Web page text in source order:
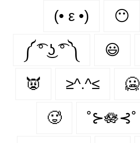
(• ε •) 😶
༼ ͡° ͜ʖ ͡° ༽ 😃
👿 ≥^.^≤ 🥶
🥵 ˚⊱🪷⊰˚